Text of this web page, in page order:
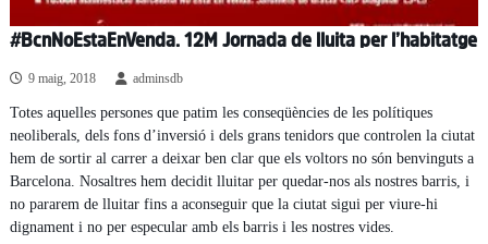
#BcnNoEstaEnVenda. 12M Jornada de lluita per l’habitatge
9 maig, 2018 adminsdb
Totes aquelles persones que patim les conseqüències de les polítiques
neoliberals, dels fons d’inversió i dels grans tenidors que controlen la ciutat
hem de sortir al carrer a deixar ben clar que els voltors no són benvinguts a
Barcelona. Nosaltres hem decidit lluitar per quedar-nos als nostres barris, i
no pararem de lluitar fins a aconseguir que la ciutat sigui per viure-hi
dignament i no per especular amb els barris i les nostres vides.